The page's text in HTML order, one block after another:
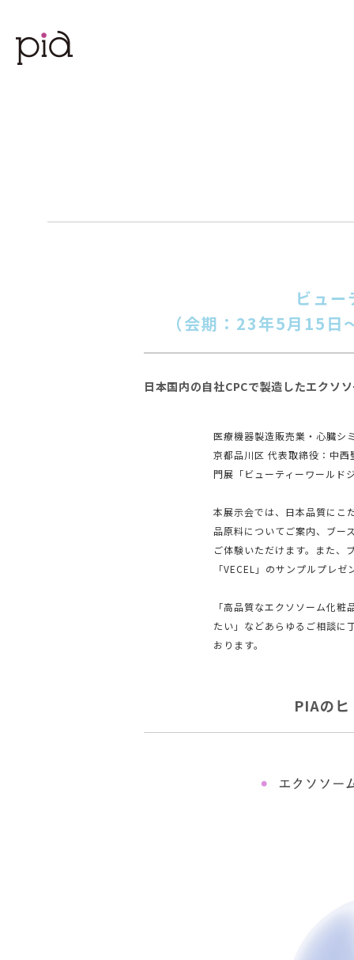
ビュ
（会期：23年5⽉15
⽇本国内の⾃社CPCで製造したエクソ
医療機器製造販売業・⼼臓シ
京都品川区 代表取締役：中
⾨展「ビューティーワールド
本展⽰会では、⽇本品質にこ
品原料についてご案内、ブー
ご体験いただけます。また、
「VECEL」のサンプルプレ
「⾼品質なエクソソーム化
たい」などあらゆるご相談に
おります。
PIAの